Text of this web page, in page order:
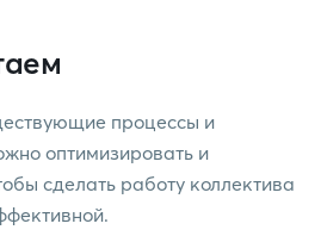
процессы и
оптимизировать и
сделать работу коллектива